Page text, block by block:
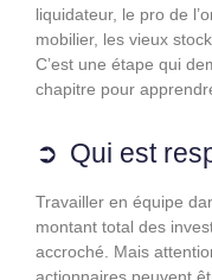
liquidateur, le pro de
mobilier, les vieux
C’est une étape qui
chapitre pour
Qui est
Travailler en équipe
montant total des
accroché. Mais
actionnaires peuvent